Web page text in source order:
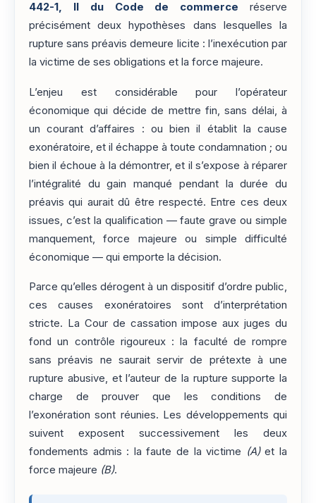
442-1, II du Code de commerce réserve
précisément deux hypothèses dans lesquelles la
rupture sans préavis demeure licite : l’inexécution par
la victime de ses obligations et la force majeure.
L’enjeu est considérable pour l’opérateur
économique qui décide de mettre fin, sans délai, à
un courant d’affaires : ou bien il établit la cause
exonératoire, et il échappe à toute condamnation ; ou
bien il échoue à la démontrer, et il s’expose à réparer
l’intégralité du gain manqué pendant la durée du
préavis qui aurait dû être respecté. Entre ces deux
issues, c’est la qualification — faute grave ou simple
manquement, force majeure ou simple difficulté
économique — qui emporte la décision.
Parce qu’elles dérogent à un dispositif d’ordre public,
ces causes exonératoires sont d’interprétation
stricte. La Cour de cassation impose aux juges du
fond un contrôle rigoureux : la faculté de rompre
sans préavis ne saurait servir de prétexte à une
rupture abusive, et l’auteur de la rupture supporte la
charge de prouver que les conditions de
l’exonération sont réunies. Les développements qui
suivent exposent successivement les deux
fondements admis : la faute de la victime (A)et la
force majeure (B).